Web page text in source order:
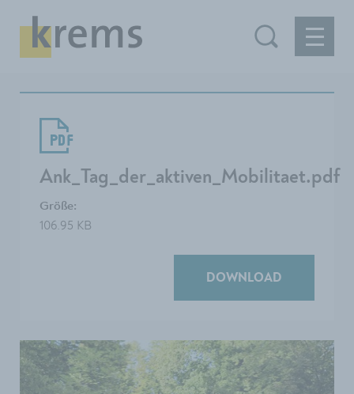
Ank_Tag_der_aktiven_Mobilitaet.pdf
Größe:
106.95 KB
DOWNLOAD